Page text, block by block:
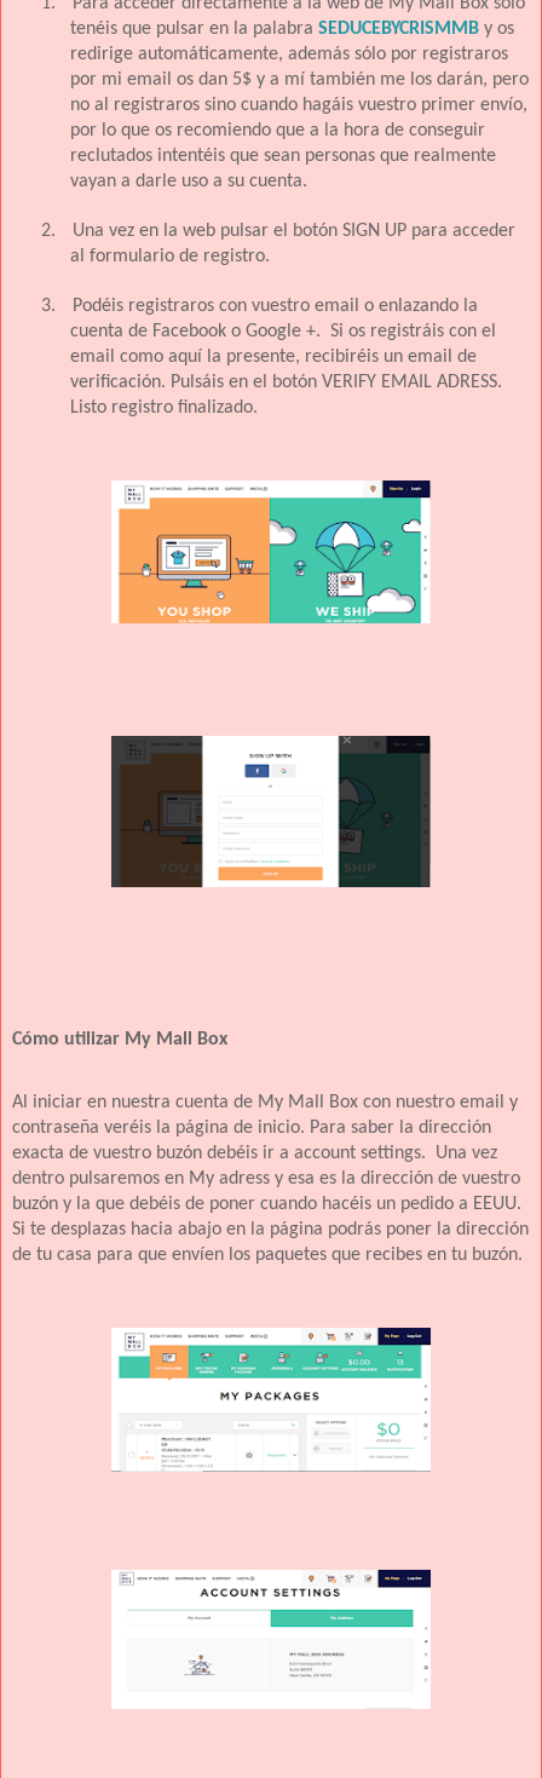
tenéis que pulsar en la palabra SEDUCEBYCRISMMB y os
redirige automáticamente, además sólo por registraros
por mi email os dan 5$ y a mí también me los darán, pero
no al registraros sino cuando hagáis vuestro primer envío,
por lo que os recomiendo que a la hora de conseguir
reclutados intentéis que sean personas que realmente
vayan a darle uso a su cuenta.
2.
Una vez en la web pulsar el botón SIGN UP para acceder
al formulario de registro.
3.
Podéis registraros con vuestro email o enlazando la
cuenta de Facebook o Google +. Si os registráis con el
email como aquí la presente, recibiréis un email de
verificación. Pulsáis en el botón VERIFY EMAIL ADRESS.
Listo registro finalizado.
Cómo utilizar My Mall Box
Al iniciar en nuestra cuenta de My Mall Box con nuestro email y
contraseña veréis la página de inicio. Para saber la dirección
exacta de vuestro buzón debéis ir a account settings.
Una vez
dentro pulsaremos en My adress y esa es la dirección de vuestro
buzón y la que debéis de poner cuando hacéis un pedido a EEUU.
Si te desplazas hacia abajo en la página podrás poner la dirección
de tu casa para que envíen los paquetes que recibes en tu buzón.